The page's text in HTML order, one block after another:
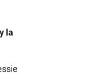
la